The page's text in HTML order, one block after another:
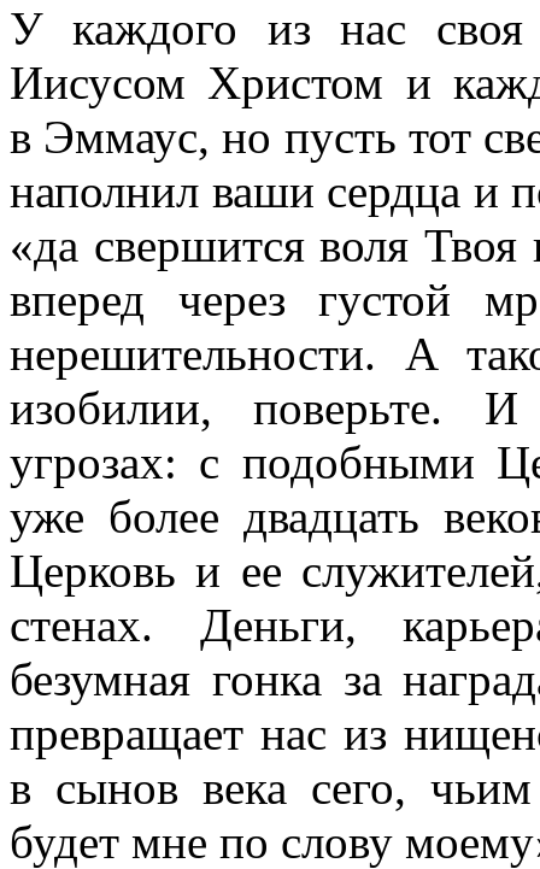
У каждого из нас своя
Иисусом Христом и
в Эммаус, но пусть тот
наполнил ваши сердца и
«да свершится воля Твоя
вперед через густой
нерешительности. А
изобилии, поверьте.
угрозах: с подобными
уже более двадцать
Церковь и ее
стенах. Деньги,
безумная гонка за
превращает нас из
в сынов века сего,
будет мне по слову